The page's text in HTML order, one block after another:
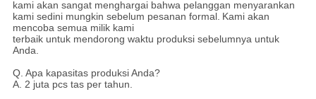
kami akan sangat menghargai bahwa pelanggan menyarankan
kami sedini mungkin sebelum pesanan formal. Kami akan
mencoba semua milik kami
terbaik untuk mendorong waktu produksi sebelumnya untuk
Anda.
Q. Apa kapasitas produksi Anda?
A. 2 juta pcs tas per tahun.